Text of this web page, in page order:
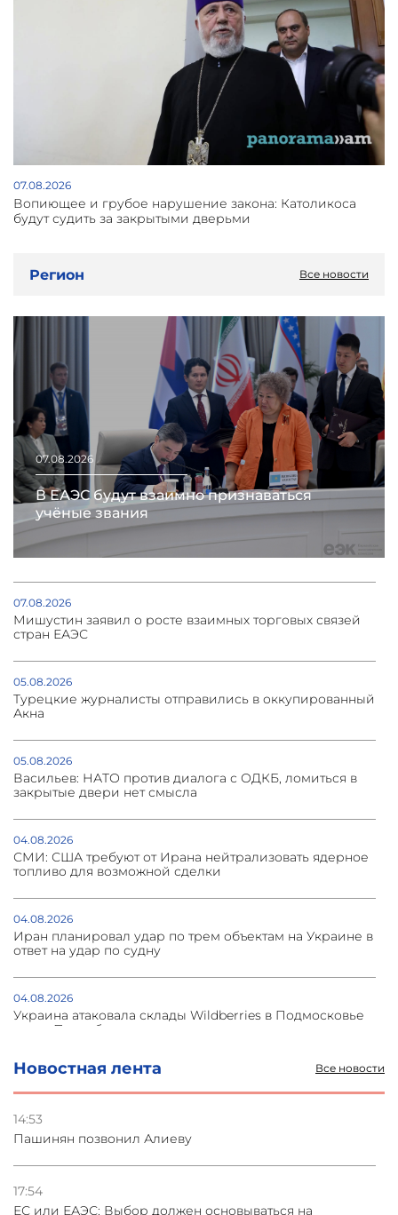
Новостная лента Все новости
14:53
Пашинян позвонил Алиеву
17:54
ЕС или ЕАЭС: Выбор должен основываться на
07.08.2026
Вопиющее и грубое нарушение закона: Католикоса
будут судить за закрытыми дверьми
Регион Все новости
07.08.2026
В ЕАЭС будут взаимно признаваться
учёные звания
07.08.2026
Мишустин заявил о росте взаимных торговых связей
стран ЕАЭС
05.08.2026
Турецкие журналисты отправились в оккупированный
Акна
05.08.2026
Васильев: НАТО против диалога с ОДКБ, ломиться в
закрытые двери нет смысла
04.08.2026
СМИ: США требуют от Ирана нейтрализовать ядерное
топливо для возможной сделки
04.08.2026
Иран планировал удар по трем объектам на Украине в
ответ на удар по судну
04.08.2026
Украина атаковала склады Wildberries в Подмосковье
и под Петербургом
03.08.2026
Стратегия безопасности ОДКБ допускает применение
Азербайджане